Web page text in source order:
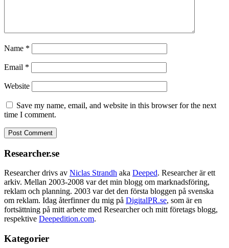
Name *
Email *
Website
Save my name, email, and website in this browser for the next
time I comment.
Researcher.se
Researcher drivs av Niclas Strandh aka Deeped. Researcher är ett
arkiv. Mellan 2003-2008 var det min blogg om marknadsföring,
reklam och planning. 2003 var det den första bloggen på svenska
om reklam. Idag återfinner du mig på DigitalPR.se, som är en
fortsättning på mitt arbete med Researcher och mitt företags blogg,
respektive Deepedition.com.
Kategorier